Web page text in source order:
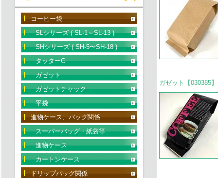
ガゼット【030385
コーヒー袋
SLシリーズ ( SL-1～SL-13 )
SHシリーズ ( SH-5〜SH-18 )
タッターG
ガゼット
ガゼットチャック
平袋
進物ケース、バッグ関係
スーパーバッグ・紙袋等
進物ケース
カートンケース
ドリップバッグ関係